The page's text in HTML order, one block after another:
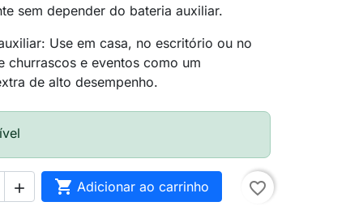
sem depender do bateria auxiliar.
Use em casa, no escritório ou no
churrascos e eventos como um
de alto desempenho.
  Adicionar ao carrinho favorite_border